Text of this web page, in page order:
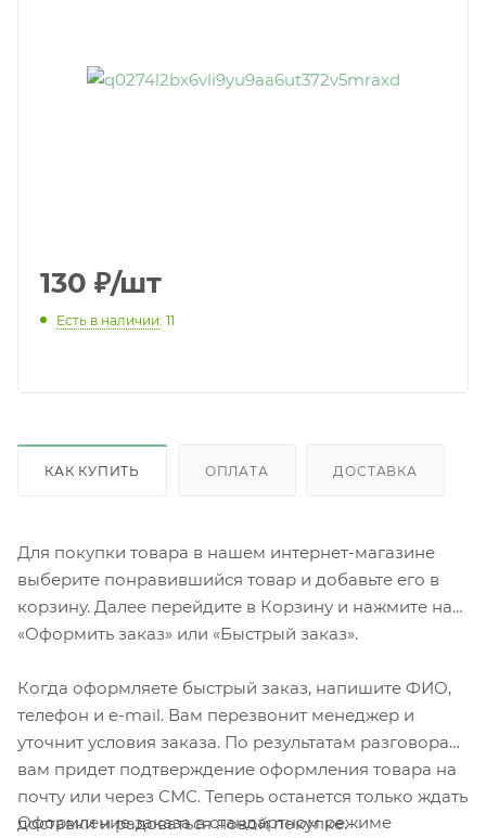
130 ₽/шт
Есть в наличии: 11
КАК КУПИТЬ ОПЛАТА ДОСТАВКА
Для покупки товара в нашем интернет-магазине
выберите понравившийся товар и добавьте его в
корзину. Далее перейдите в Корзину и нажмите на
«Оформить заказ» или «Быстрый заказ».
Когда оформляете быстрый заказ, напишите ФИО,
телефон и e-mail. Вам перезвонит менеджер и
уточнит условия заказа. По результатам разговора
вам придет подтверждение оформления товара на
почту или через СМС. Теперь останется только ждать
доставки и радоваться новой покупке.
Оформление заказа в стандартном режиме